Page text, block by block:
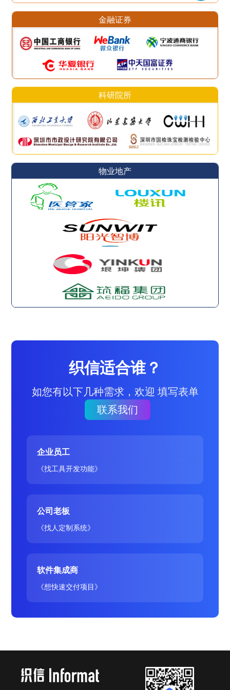
金融证券
科研院所
物业地产
织信适合谁？
如您有以下几种需求，欢迎 填写表单
联系我们
企业员工
《找工具开发功能》
公司老板
《找人定制系统》
软件集成商
《想快速交付项目》